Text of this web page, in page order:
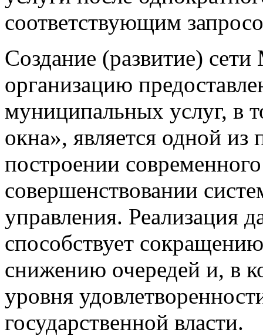
соответствующим
Создание (развитие)
организацию
муниципальных услуг, в
окна», является одной
построении современного
совершенствовании
управления. Реализация
способствует
снижению очередей и, в
уровня
государственной власти.